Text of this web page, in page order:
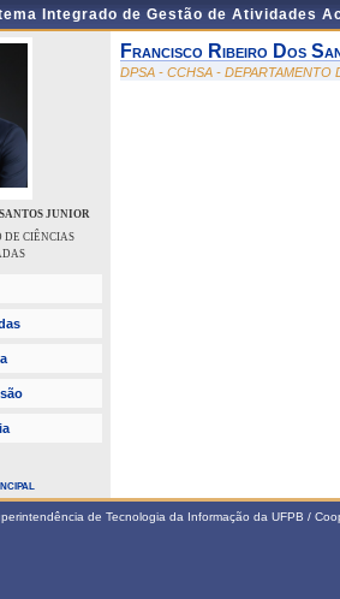
Integrado de Gestão de Atividades
JUNIOR
DE CIÊNCIAS
Francisco Ribeiro Dos
DPSA - CCHSA - DEPARTAMENTO
de Tecnologia da Informação da UFPB /